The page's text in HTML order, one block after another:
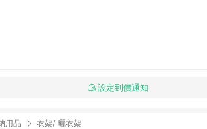
設定到價通知
用品 衣架/ 曬衣架